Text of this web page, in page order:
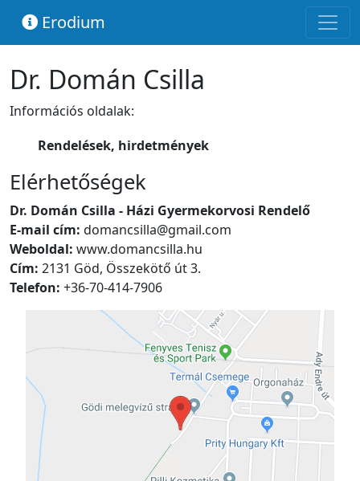
Erodium
Dr. Domán Csilla
Információs oldalak:
Rendelések, hirdetmények
Elérhetőségek
Dr. Domán Csilla - Házi Gyermekorvosi Rendelő
E-mail cím: domancsilla@gmail.com
Weboldal: www.domancsilla.hu
Cím: 2131 Göd, Összekötő út 3.
Telefon: +36-70-414-7906